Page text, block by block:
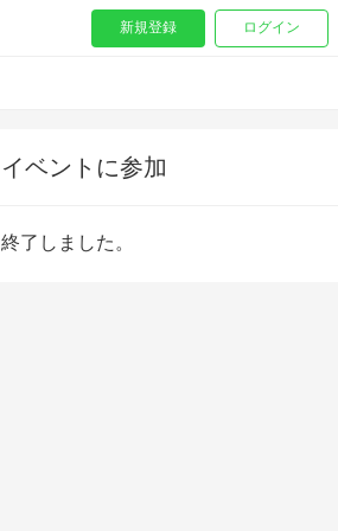
イベントに参加
終了しました。
新規登録 ログイン